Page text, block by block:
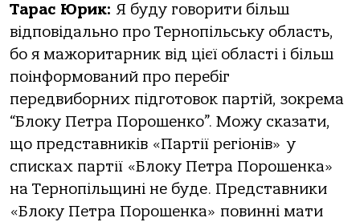
Тарас Юрик: Я буду говорити більш
відповідально про Тернопільську область,
бо я мажоритарник від цієї області і більш
поінформований про перебіг
передвиборних підготовок партій, зокрема
“Блоку Петра Порошенко”. Можу сказати,
що представників «Партії регіонів» у
списках партії «Блоку Петра Порошенка»
на Тернопільщині не буде. Представники
«Блоку Петра Порошенка» повинні мати